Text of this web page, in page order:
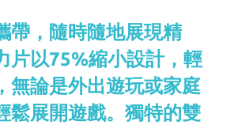
帶，隨時隨地展現精
片以75%縮小設計，輕
無論是外出遊玩或家庭
鬆展開遊戲。獨特的雙